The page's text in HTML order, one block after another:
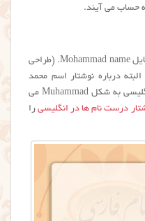
حساب می آیند.
عکس اسم محمد به انگلیسی برای پروفایل Mohammad name. (طراحی
درباره نوشتار اسم محمد
اختلاف نظر هست و اعراب آن را در انگلیسی به شکل Muhammad می
درست نام ها در انگلیسیرا